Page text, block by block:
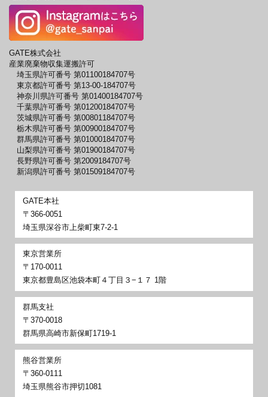
GATE株式会社
産業廃棄物収集運搬許可
埼玉県許可番号 第01100184707号
東京都許可番号 第13-00-184707号
神奈川県許可番号 第01400184707号
千葉県許可番号 第01200184707号
茨城県許可番号 第00801184707号
栃木県許可番号 第00900184707号
群馬県許可番号 第01000184707号
山梨県許可番号 第01900184707号
長野県許可番号 第2009184707号
新潟県許可番号 第01509184707号
GATE本社
〒366-0051
埼玉県深谷市上柴町東7-2-1
東京営業所
〒170-0011
東京都豊島区池袋本町４丁目３−１７ 1階
群馬支社
〒370-0018
群馬県高崎市新保町1719-1
熊谷営業所
〒360-0111
埼玉県熊谷市押切1081